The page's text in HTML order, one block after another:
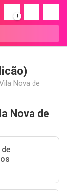
!
Nova de
Nova de
de